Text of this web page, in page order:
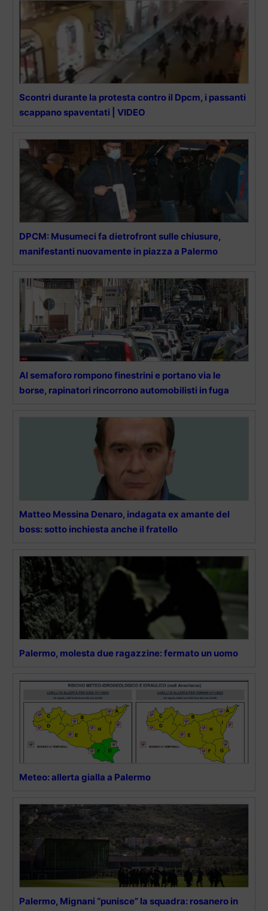
Scontri durante la protesta contro il Dpcm, i passanti
scappano spaventati | VIDEO
DPCM: Musumeci fa dietrofront sulle chiusure,
manifestanti nuovamente in piazza a Palermo
Al semaforo rompono finestrini e portano via le
borse, rapinatori rincorrono automobilisti in fuga
Matteo Messina Denaro, indagata ex amante del
boss: sotto inchiesta anche il fratello
Palermo, molesta due ragazzine: fermato un uomo
Meteo: allerta gialla a Palermo
Palermo, Mignani “punisce” la squadra: rosanero in